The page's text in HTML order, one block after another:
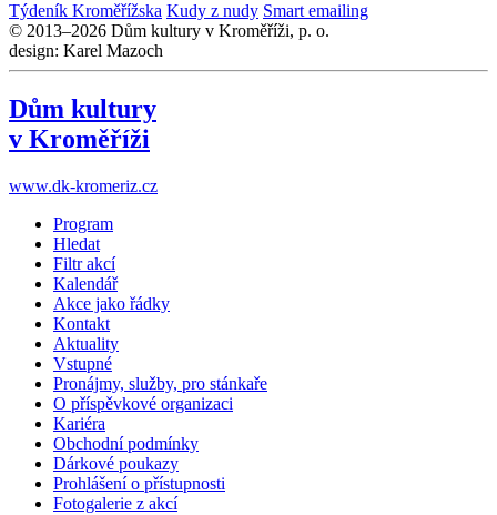
Týdeník Kroměřížska Kudy z nudy Smart emailing
© 2013–2026 Dům kultury v Kroměříži, p. o.
design: Karel Mazoch
Dům kultury
v Kroměříži
www.dk-kromeriz.cz
Program
Hledat
Filtr akcí
Kalendář
Akce jako řádky
Kontakt
Aktuality
Vstupné
Pronájmy, služby, pro stánkaře
O příspěvkové organizaci
Kariéra
Obchodní podmínky
Dárkové poukazy
Prohlášení o přístupnosti
Fotogalerie z akcí